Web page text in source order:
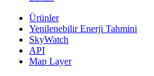
Ürünler
Yenilenebilir Enerji Tahmini
SkyWatch
API
Map Layer